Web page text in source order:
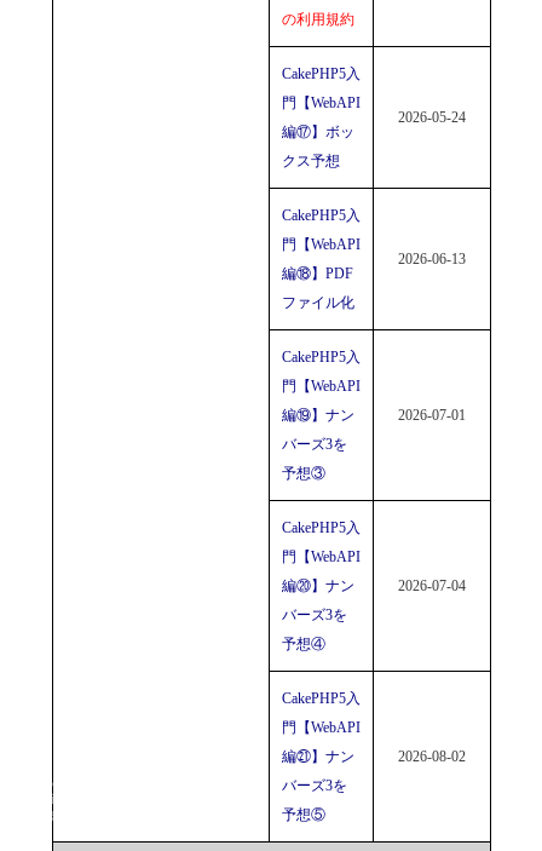
Copyright© 2023-2026
Friction River Software
All Rights Reserved.
の利用規約
CakePHP5入
門【WebAPI
編⑰】ボッ
クス予想
2026-05-24
CakePHP5入
門【WebAPI
編⑱】PDF
ファイル化
2026-06-13
CakePHP5入
門【WebAPI
編⑲】ナン
バーズ3を
予想③
2026-07-01
CakePHP5入
門【WebAPI
編⑳】ナン
バーズ3を
予想④
2026-07-04
CakePHP5入
門【WebAPI
編㉑】ナン
バーズ3を
予想⑤
2026-08-02